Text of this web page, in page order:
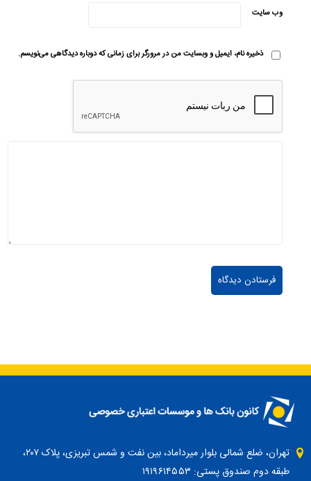
وب‌ سایت
ذخیره نام، ایمیل و وبسایت من در مرورگر برای زمانی که دوباره دیدگاهی می‌نویسم.
تهران، ضلع شمالی بلوار میرداماد، بین نفت و شمس تبریزی، پلاک ۲۰۷،
طبقه دوم صندوق پستی: ۱۹۱۹۶۱۴۵۵۳